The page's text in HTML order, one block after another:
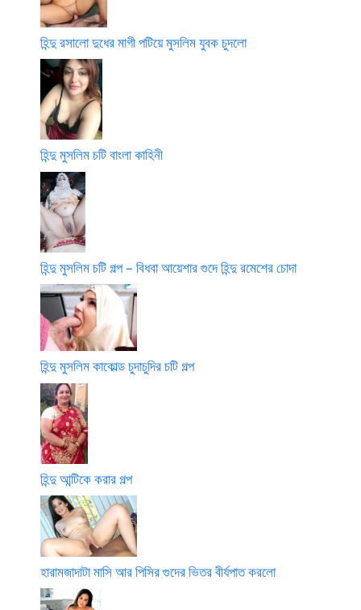
হিন্দু রসালো দুধের মাগী পটিয়ে মুসলিম যুবক চুদলো
হিন্দু মুসলিম চটি বাংলা কাহিনী
হিন্দু মুসলিম চটি গল্প – বিধবা আয়েশার গুদে হিন্দু রমেশের চোদা
হিন্দু মুসলিম কাকোল্ড চুদাচুদির চটি গল্প
হিন্দু আন্টিকে করার গল্প
হারামজাদাটা মাসি আর পিসির গুদের ভিতর বীর্যপাত করলো